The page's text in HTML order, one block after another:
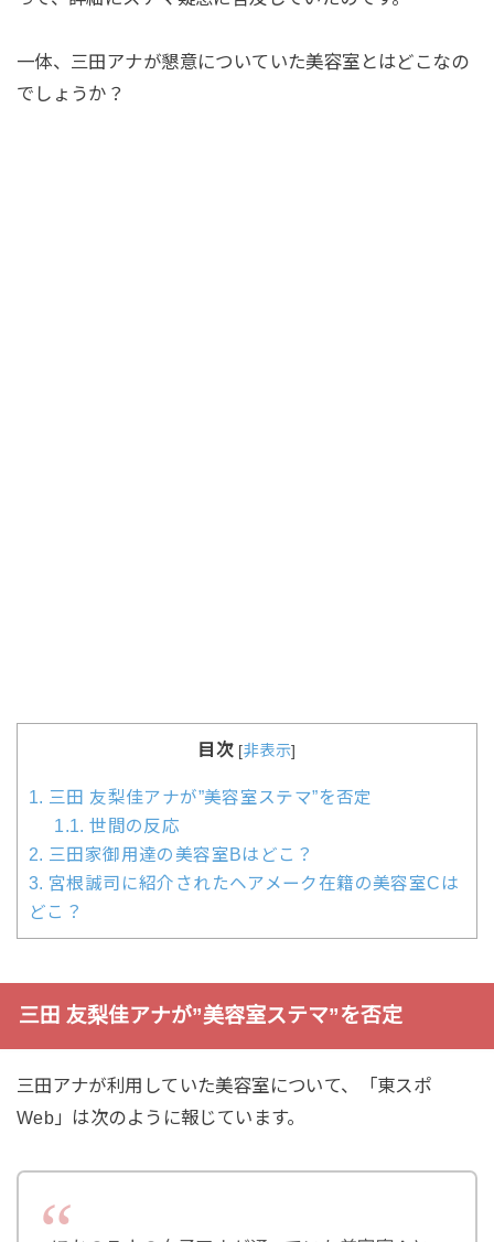
一体、三田アナが懇意についていた美容室とはどこなの
でしょうか？
目次 [非表示]
1. 三田 友梨佳アナが”美容室ステマ”を否定
1.1. 世間の反応
2. 三田家御用達の美容室Bはどこ？
3. 宮根誠司に紹介されたヘアメーク在籍の美容室Cは
どこ？
三田 友梨佳アナが”美容室ステマ”を否定
三田アナが利用していた美容室について、「東スポ
Web」は次のように報じています。